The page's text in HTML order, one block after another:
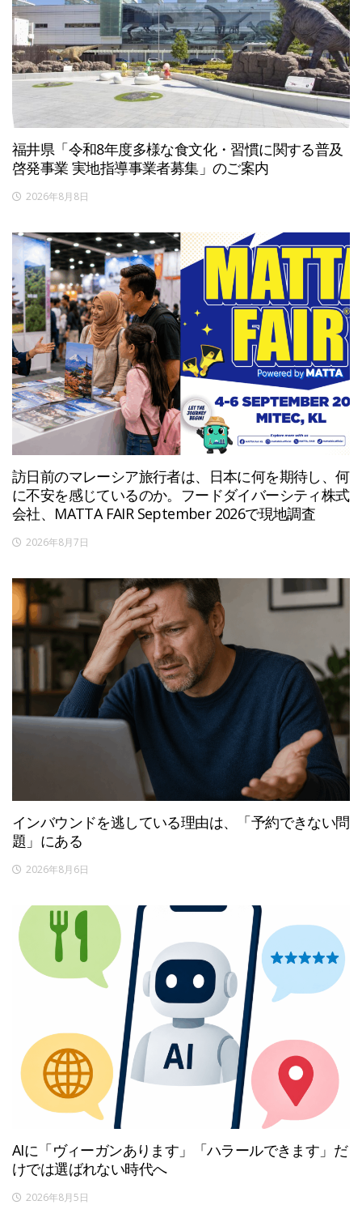
福井県「令和8年度多様な食文化・習慣に関する普及
啓発事業 実地指導事業者募集」のご案内
2026年8月8日
訪日前のマレーシア旅行者は、日本に何を期待し、何
に不安を感じているのか。フードダイバーシティ株式
会社、MATTA FAIR September 2026で現地調査
2026年8月7日
インバウンドを逃している理由は、「予約できない問
題」にある
2026年8月6日
AIに「ヴィーガンあります」「ハラールできます」だ
けでは選ばれない時代へ
2026年8月5日